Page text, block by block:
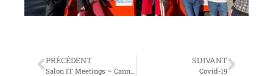
PRÉCÉDENT SUIVANT
Covid-19